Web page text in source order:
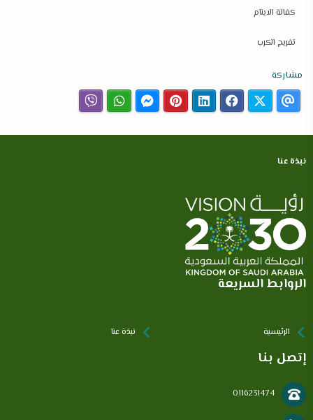
كفالة الايتام
تفريج الكرب
مشاركة
نبذة عنا
الروابط السريعة
الرئيسية نبذة عنا
إتصل بنا
0116231474